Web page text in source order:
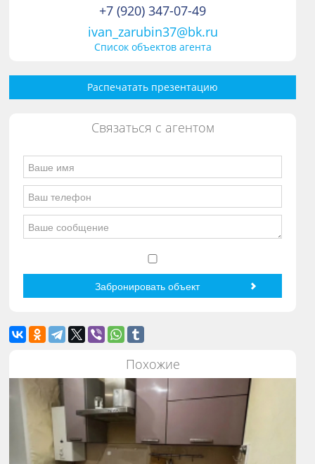
+7 (920) 347-07-49
ivan_zarubin37@bk.ru
Список объектов агента
Распечатать презентацию
Связаться с агентом
Похожие